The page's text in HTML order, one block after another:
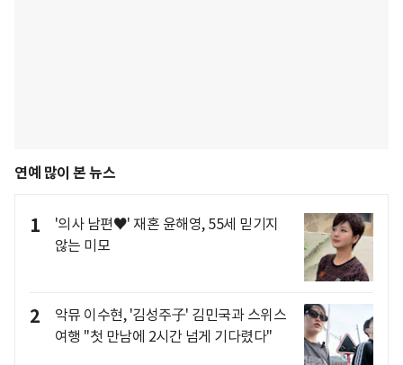
연예 많이 본 뉴스
1
'의사 남편♥' 재혼 윤해영, 55세 믿기지
않는 미모
2
악뮤 이수현, '김성주子' 김민국과 스위스
여행 "첫 만남에 2시간 넘게 기다렸다"